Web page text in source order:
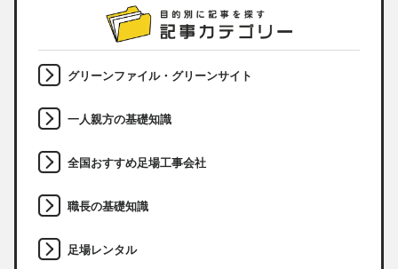
グリーンファイル・グリーンサイト
一人親方の基礎知識
全国おすすめ足場工事会社
職長の基礎知識
足場レンタル